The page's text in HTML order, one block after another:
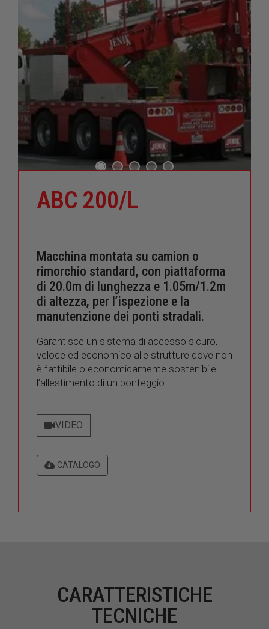
ABC 200/L
Macchina montata su camion o
rimorchio standard, con piattaforma
di 20.0m di lunghezza e 1.05m/1.2m
di altezza, per l’ispezione e la
manutenzione dei ponti stradali.
Garantisce un sistema di accesso sicuro,
veloce ed economico alle strutture dove non
è fattibile o economicamente sostenibile
l’allestimento di un ponteggio.
VIDEO
CATALOGO
CARATTERISTICHE
TECNICHE